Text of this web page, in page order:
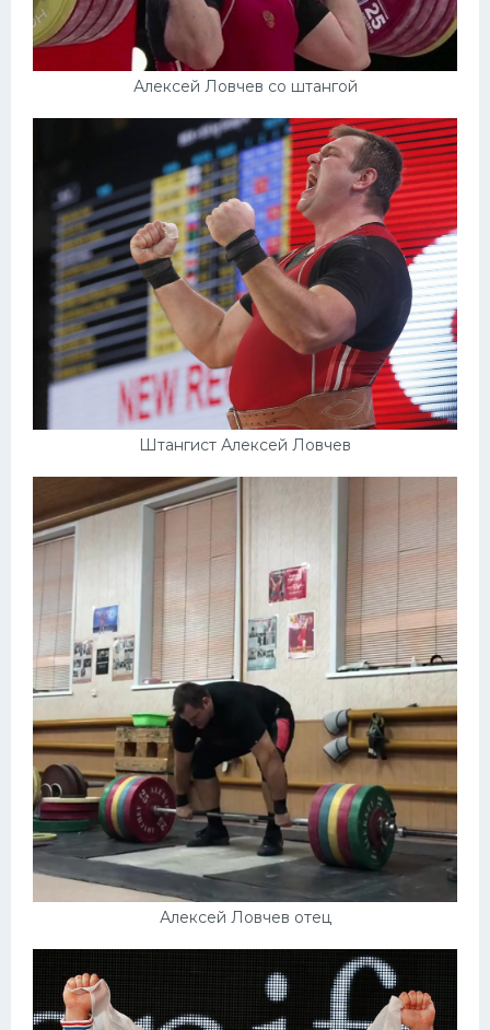
Алексей Ловчев со штангой
Штангист Алексей Ловчев
Алексей Ловчев отец